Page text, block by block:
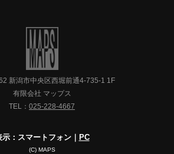
新潟市中央区西堀前通4-735-1 1F
有限会社 マップス
TEL： 025-228-4667
示：スマートフォン｜ PC
(C) MAPS